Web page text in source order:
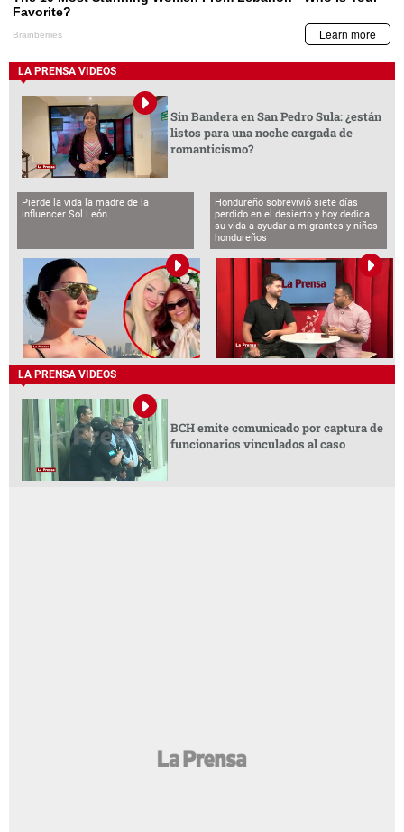
LA PRENSA VIDEOS
Sin Bandera en San Pedro Sula: ¿están
listos para una noche cargada de
romanticismo?
Pierde la vida la madre de la
influencer Sol León
Hondureño sobrevivió siete días
perdido en el desierto y hoy dedica
su vida a ayudar a migrantes y niños
hondureños
LA PRENSA VIDEOS
BCH emite comunicado por captura de
funcionarios vinculados al caso